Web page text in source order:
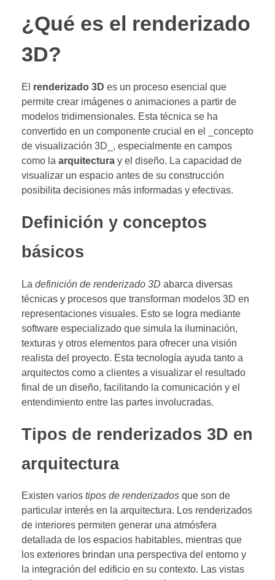
¿Qué es el renderizado
3D?
El renderizado 3D es un proceso esencial que
permite crear imágenes o animaciones a partir de
modelos tridimensionales. Esta técnica se ha
convertido en un componente crucial en el _concepto
de visualización 3D_, especialmente en campos
como la arquitectura y el diseño. La capacidad de
visualizar un espacio antes de su construcción
posibilita decisiones más informadas y efectivas.
Definición y conceptos
básicos
La definición de renderizado 3D abarca diversas
técnicas y procesos que transforman modelos 3D en
representaciones visuales. Esto se logra mediante
software especializado que simula la iluminación,
texturas y otros elementos para ofrecer una visión
realista del proyecto. Esta tecnología ayuda tanto a
arquitectos como a clientes a visualizar el resultado
final de un diseño, facilitando la comunicación y el
entendimiento entre las partes involucradas.
Tipos de renderizados 3D en
arquitectura
Existen varios tipos de renderizados que son de
particular interés en la arquitectura. Los renderizados
de interiores permiten generar una atmósfera
detallada de los espacios habitables, mientras que
los exteriores brindan una perspectiva del entorno y
la integración del edificio en su contexto. Las vistas